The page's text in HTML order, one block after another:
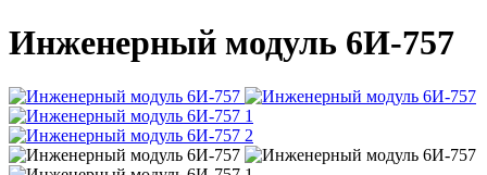
Инженерный модуль 6И-757